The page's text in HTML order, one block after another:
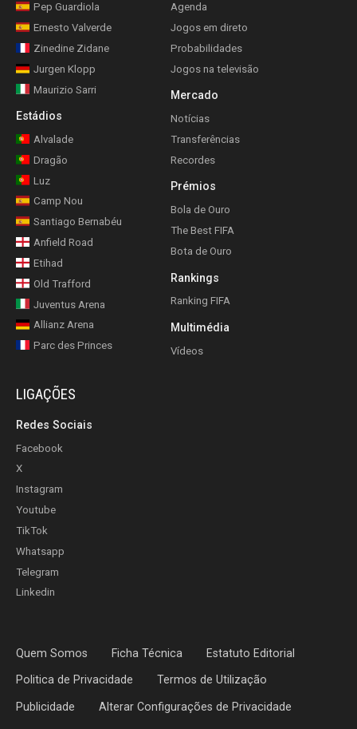
Pep Guardiola
Ernesto Valverde
Zinedine Zidane
Jurgen Klopp
Maurizio Sarri
Estádios
Alvalade
Dragão
Luz
Camp Nou
Santiago Bernabéu
Anfield Road
Etihad
Old Trafford
Juventus Arena
Allianz Arena
Parc des Princes
Agenda
Jogos em direto
Probabilidades
Jogos na televisão
Mercado
Notícias
Transferências
Recordes
Prémios
Bola de Ouro
The Best FIFA
Bota de Ouro
Rankings
Ranking FIFA
Multimédia
Vídeos
LIGAÇÕES
Redes Sociais
Facebook
X
Instagram
Youtube
TikTok
Whatsapp
Telegram
Linkedin
Quem Somos Ficha Técnica Estatuto Editorial
Politica de Privacidade Termos de Utilização
Publicidade Alterar Configurações de Privacidade